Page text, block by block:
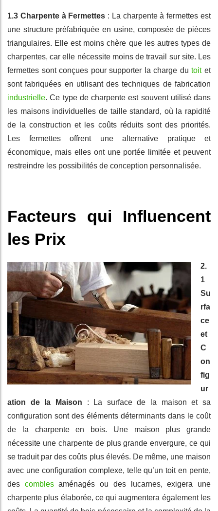
1.3 Charpente à Fermettes : La charpente à fermettes est
une structure préfabriquée en usine, composée de pièces
triangulaires. Elle est moins chère que les autres types de
charpentes, car elle nécessite moins de travail sur site. Les
fermettes sont conçues pour supporter la charge dutoitet
sont fabriquées en utilisant des techniques de fabrication
industrielle. Ce type de charpente est souvent utilisé dans
les maisons individuelles de taille standard, où la rapidité
de la construction et les coûts réduits sont des priorités.
Les fermettes offrent une alternative pratique et
économique, mais elles ont une portée limitée et peuvent
restreindre les possibilités de conception personnalisée.
Facteurs qui Influencent
les Prix
2.
1
Su
rfa
ce
et
C
on
fig
ur
ation de la Maison : La surface de la maison et sa
configuration sont des éléments déterminants dans le coût
de la charpente en bois. Une maison plus grande
nécessite une charpente de plus grande envergure, ce qui
se traduit par des coûts plus élevés. De même, une maison
avec une configuration complexe, telle qu’un toit en pente,
des comblesaménagés ou des lucarnes, exigera une
charpente plus élaborée, ce qui augmentera également les